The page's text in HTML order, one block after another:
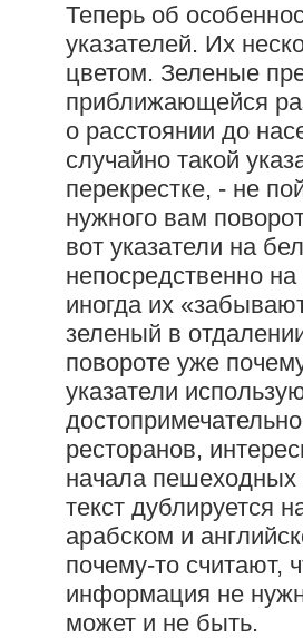
Теперь об
указателей. Их
цветом. Зеленые
приближающейся
о расстоянии до
случайно такой
перекрестке, - не
нужного вам
вот указатели на
непосредственно
иногда их
зеленый в
повороте уже
указатели
ресторанов,
начала
текст дублируется
арабском и
почему-то считают,
информация не
может и не быть.